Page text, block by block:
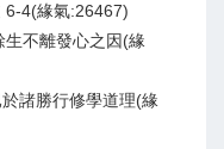
4(緣氣:26467)
不離發心之因(緣
諸勝行修學道理(緣